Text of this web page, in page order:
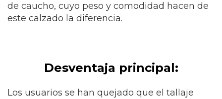
de caucho, cuyo peso y comodidad hacen de
este calzado la diferencia.
Desventaja principal:
Los usuarios se han quejado que el tallaje